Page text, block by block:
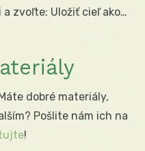
zvoľte: Uložiť cieľ ako…
dobré materiály,
Pošlite nám ich na
!